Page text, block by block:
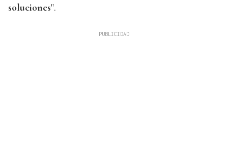
soluciones".